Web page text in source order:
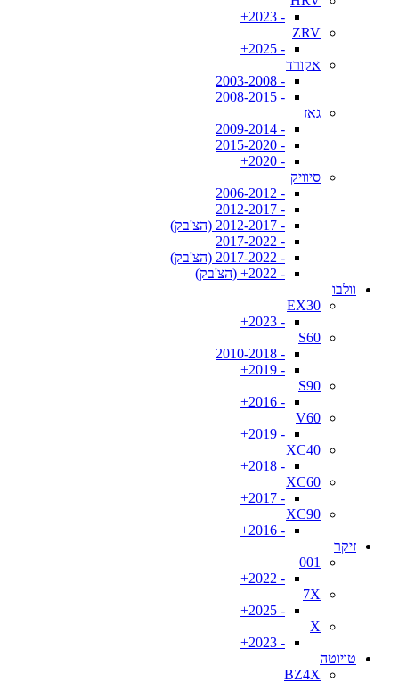
- 2023+
ZRV
- 2025+
אקורד
- 2003-2008
- 2008-2015
גאז
- 2009-2014
- 2015-2020
- 2020+
סיוויק
- 2006-2012
- 2012-2017
- 2012-2017 (הצ'בק)
- 2017-2022
- 2017-2022 (הצ'בק)
- 2022+ (הצ'בק)
וולבו
EX30
- 2023+
S60
- 2010-2018
- 2019+
S90
- 2016+
V60
- 2019+
XC40
- 2018+
XC60
- 2017+
XC90
- 2016+
זיקר
001
- 2022+
7X
- 2025+
X
- 2023+
טויוטה
BZ4X